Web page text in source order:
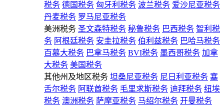
税务 德国税务 匈牙利税务 波兰税务 爱沙尼亚税务
丹麦税务 罗马尼亚税务
美洲税务 圣文森特税务 秘鲁税务 巴西税务 智利税
务 阿根廷税务 安圭拉税务 伯利兹税务 巴哈马税务
百慕大税务 巴拿马税务 BVI税务 墨西哥税务 加拿
大税务 美国税务
其他州及地区税务 坦桑尼亚税务 尼日利亚税务 塞
舌尔税务 阿联酋税务 毛里求斯税务 迪拜税务 纽埃
税务 澳洲税务 萨摩亚税务 马绍尔税务 开曼税务